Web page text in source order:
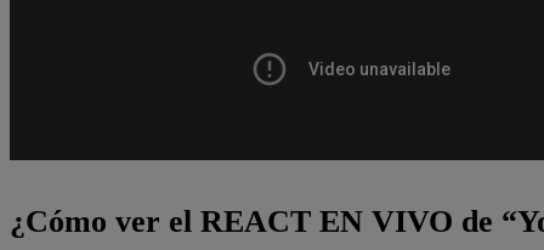
¿Cómo ver el REACT EN VIVO de